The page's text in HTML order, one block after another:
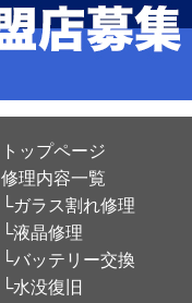
トップページ
修理内容一覧
└ガラス割れ修理
└液晶修理
└バッテリー交換
└水没復旧